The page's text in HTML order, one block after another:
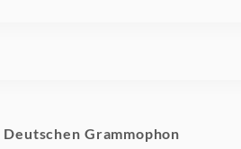
Deutschen Grammophon